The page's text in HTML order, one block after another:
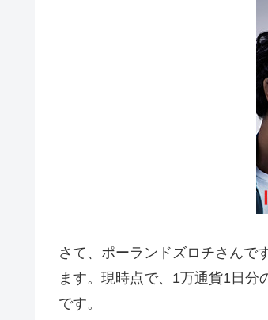
さて、ポーランドズロチさんで
ます。現時点で、1万通貨1日
です。